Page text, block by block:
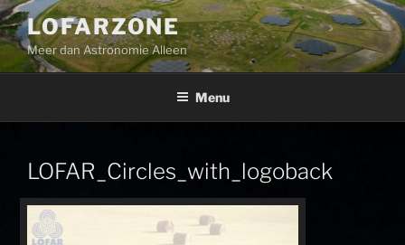
Ga
naar
de
inhoud
LOFARZONE
Meer dan Astronomie Alleen
Menu
LOFAR_Circles_with_logoback